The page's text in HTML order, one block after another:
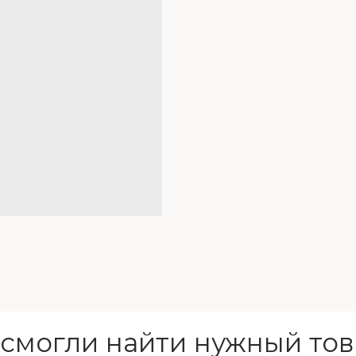
найти нужный